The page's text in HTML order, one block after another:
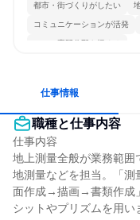
都市・街づくりがしたい
コミュニケーションが活発
一つの専門分野を極める
仕事情報
職種と仕事内容
仕事内容
地上測量全般が業務範囲
地測量などを担当。「
面作成→描画→書類作成
シットやプリズムを用い